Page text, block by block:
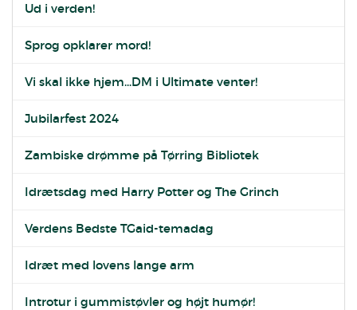
Ud i verden!
Sprog opklarer mord!
Vi skal ikke hjem...DM i Ultimate venter!
Jubilarfest 2024
Zambiske drømme på Tørring Bibliotek
Idrætsdag med Harry Potter og The Grinch
Verdens Bedste TGaid-temadag
Idræt med lovens lange arm
Introtur i gummistøvler og højt humør!